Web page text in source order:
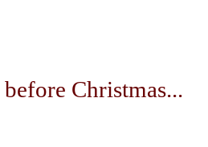
Christmas...